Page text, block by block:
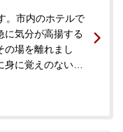
。市内のホテルで
に気分が高揚する
の場を離れまし
に覚えのない注
ではないか、そ